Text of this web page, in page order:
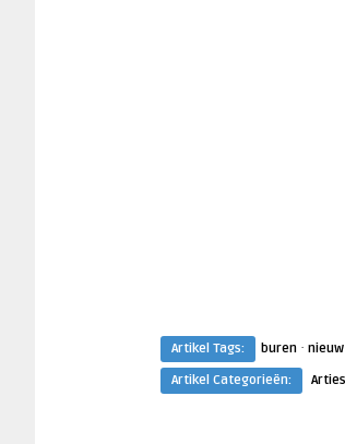
Artikel Tags: buren ·
Artikel Categorieën: